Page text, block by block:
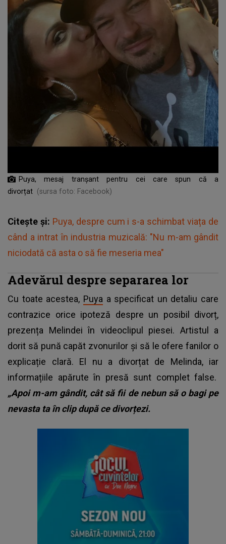
Puya, mesaj tranșant pentru cei care spun că a
divorțat (sursa foto: Facebook)
Citește și: Puya, despre cum i s-a schimbat viața de
când a intrat în industria muzicală: "Nu m-am gândit
niciodată că asta o să fie meseria mea"
Adevărul despre separarea lor
Cu toate acestea, Puya a specificat un detaliu care
contrazice orice ipoteză despre un posibil divorț,
prezența Melindei în videoclipul piesei. Artistul a
dorit să pună capăt zvonurilor și să le ofere fanilor o
explicație clară. El nu a divorțat de Melinda, iar
informațiile apărute în presă sunt complet false.
„Apoi m-am gândit, cât să fii de nebun să o bagi pe
nevasta ta în clip după ce divorțezi.